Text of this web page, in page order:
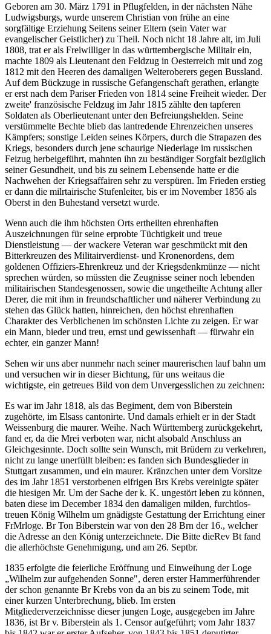
Geboren am 30. März 1791 in Pflugfelden, in der nächsten Nähe
Ludwigsburgs, wurde unserem Christian von frühe an eine
sorgfältige Erziehung Seitens seiner Eltern (sein Vater war
evangelischer Geistlicher) zu Theil. Noch nicht 18 Jahre alt, im Juli
1808, trat er als Freiwilliger in das württembergische Militair ein,
machte 1809 als Lieutenant den Feldzug in Oesterreich mit und zog
1812 mit den Heeren des damaligen Welteroberers gegen Bussland.
Auf dem Bückzuge in russische Gefangenschaft gerathen, erlangte
er erst nach dem Pariser Frieden von 1814 seine Freiheit wieder. Der
zweite' französische Feldzug im Jahr 1815 zählte den tapferen
Soldaten als Oberlieutenant unter den Befreiungshelden. Seine
verstümmelte Bechte blieb das lantredende Ehrenzeichen unseres
Kämpfers; sonstige Leiden seines Körpers, durch die Strapazen des
Kriegs, besonders durch jene schaurige Niederlage im russischen
Feizug herbeigeführt, mahnten ihn zu beständiger Sorgfalt bezüglich
seiner Gesundheit, und bis zu seinem Lebensende hatte er die
Nachwehen der Kriegsaffairen sehr zu verspüren. Im Frieden erstieg
er dann die milrtairische Stufenleiter, bis er im November 1856 als
Oberst in den Buhestand versetzt wurde.
Wenn auch die ihm höchsten Orts ertheilten ehrenhaften
Auszeichnungen für seine erprobte Tüchtigkeit und treue
Dienstleistung — der wackere Veteran war geschmückt mit den
Bitterkreuzen des Militairverdienst- und Kronenordens, dem
goldenen Offiziers-Ehrenkreuz und der Kriegsdenkmünze — nicht
sprechen würden, so müssten die Zeugnisse seiner noch lebenden
militairischen Standesgenossen, sowie die ungetheilte Achtung aller
Derer, die mit ihm in freundschaftlicher und näherer Verbindung zu
stehen das Glück hatten, hinreichen, den höchst ehrenhaften
Charakter des Verblichenen im schönsten Lichte zu zeigen. Er war
ein Mann, bieder und treu, ernst und gewissenhaft — fürwahr ein
echter, ein ganzer Mann!
Sehen wir uns aber nunmehr nach seiner maurerischen lauf bahn um
und versuchen wir in dieser Bichtung, für uns weitaus die
wichtigste, ein getreues Bild von dem Unvergesslichen zu zeichnen:
Es war im Jahr 1818, als das Begiment, dem von Biberstein
zugehörte, im Elsass cantonirte. Und damals erhielt er in der Stadt
Weissenburg die maurer. Weihe. Nach Württemberg zurückgekehrt,
fand er, da die Mrei verboten war, nicht alsobald Anschluss an
Gleichgesinnte. Doch sollte sein Wunsch, mit Brüdern zu verkehren,
nicht zu lange unerfüllt bleiben: es fanden sich Bundesglieder in
Stuttgart zusammen, und ein maurer. Kränzchen unter dem Vorsitze
des im Jahr 1851 verstorbenen eifrigen Brs Krebs vereinigte später
die hiesigen Mr. Um der Sache der k. K. ungestört leben zu können,
baten diese im December 1834 den damaligen milden, furchtlos-
treuen König Wilhelm um gnädigste Gestattung der Errichtung einer
FrMrloge. Br Ton Biberstein war von den 28 Brn der 16., welcher
die Adresse an den König unterzeichnete. Die Bitte dieRev Bt fand
die allerhöchste Genehmigung, und am 26. Septbr.
1835 erfolgte die feierliche Eröffnung und Einweihung der Loge
„Wilhelm zur aufgehenden Sonne", deren erster Hammerführender
der schon genannte Br Krebs von da an bis zu seinem Tode, mit
einer kurzen Unterbrechung, blieb. Im ersten
Mitgliederverzeichnisse dieser jungen Loge, ausgegeben im Jahre
1836, ist Br v. Biberstein als 1. Censor aufgeführt; vom Jahr 1837